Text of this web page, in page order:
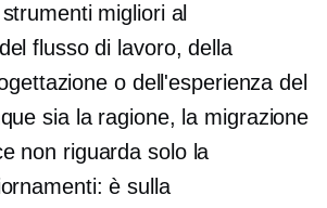
migliori al
flusso di lavoro, della
o dell'esperienza del
sia la ragione, la migrazione
non riguarda solo la
è sulla